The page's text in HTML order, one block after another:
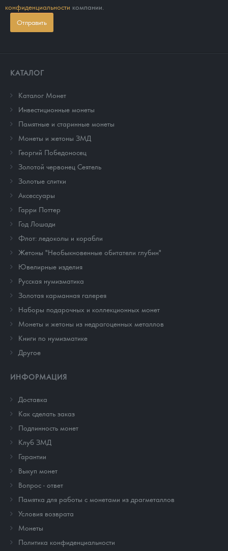
конфиденциальности компании.
Отправить
КАТАЛОГ
Каталог Монет
Инвестиционные монеты
Памятные и старинные монеты
Монеты и жетоны ЗМД
Георгий Победоносец
Золотой червонец Сеятель
Золотые слитки
Аксессуары
Гарри Поттер
Год Лошади
Флот: ледоколы и корабли
Жетоны "Необыкновенные обитатели глубин"
Ювелирные изделия
Русская нумизматика
Золотая карманная галерея
Наборы подарочных и коллекционных монет
Монеты и жетоны из недрагоценных металлов
Книги по нумизматике
Другое
ИНФОРМАЦИЯ
Доставка
Как сделать заказ
Подлинность монет
Клуб ЗМД
Гарантии
Выкуп монет
Вопрос - ответ
Памятка для работы с монетами из драгметаллов
Условия возврата
Монеты
Политика конфиденциальности